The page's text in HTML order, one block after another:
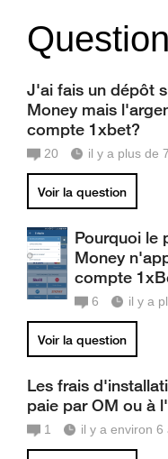
J'ai fais un dépôt
Money mais
compte 1xbet?
20 il y a plus de
Voir la question
Pourquoi le
Money
compte
6 il y a
Voir la question
Les frais
paie par OM ou à
1 il y a environ 6